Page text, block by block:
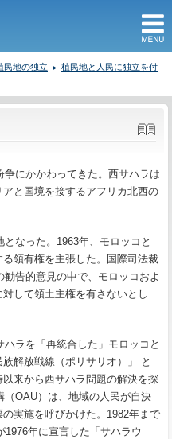
民地の独立
植民地と人民に独立を付
にかかわってきた。西サハラは
と国境を接するアフリカ北西の
なった。1963年、モロッコと
領有権を主張した。国際司法裁
告的意見の中で、モロッコおよ
して領土主権を有さないとし
ラを「再統合した」モロッコと
解放戦線（ポリサリオ）」 と
来から西サハラ問題の解決を探
（OAU）は、地域の人民が自決
実施を呼びかけた。1982年まで
年に宣言した「サハラウ